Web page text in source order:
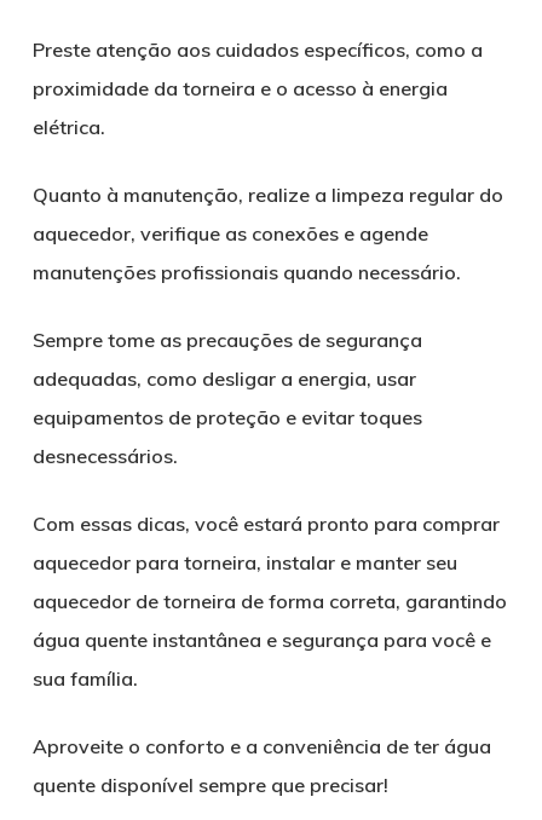
Preste atenção aos cuidados específicos, como a
proximidade da torneira e o acesso à energia
elétrica.
Quanto à manutenção, realize a limpeza regular do
aquecedor, verifique as conexões e agende
manutenções profissionais quando necessário.
Sempre tome as precauções de segurança
adequadas, como desligar a energia, usar
equipamentos de proteção e evitar toques
desnecessários.
Com essas dicas, você estará pronto para comprar
aquecedor para torneira, instalar e manter seu
aquecedor de torneira de forma correta, garantindo
água quente instantânea e segurança para você e
sua família.
Aproveite o conforto e a conveniência de ter água
quente disponível sempre que precisar!